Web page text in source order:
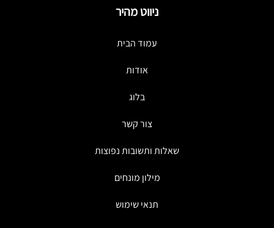
ניווט מהיר
עמוד הבית
אודות
בלוג
צור קשר
שאלות ותשובות נפוצות
מילון מונחים
תנאי שימוש